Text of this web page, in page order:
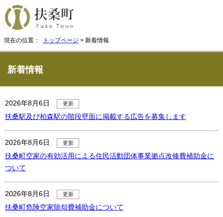
現在の位置： トップページ > 新着情報
新着情報
2026年8月6日 更新
扶桑駅及び柏森駅の階段壁面に掲載する広告を募集します
2026年8月6日 更新
扶桑町空家の有効活用による住民活動団体事業拠点改修費補助金に
ついて
2026年8月6日 更新
扶桑町危険空家除却費補助金について